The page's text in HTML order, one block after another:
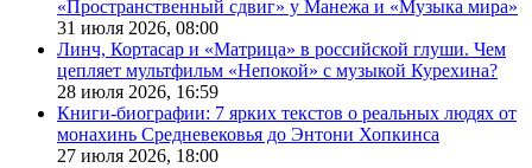
«Пространственный сдвиг» у Манежа и «Музыка мира»
31 июля 2026, 08:00
Линч, Кортасар и «Матрица» в российской глуши. Чем
цепляет мультфильм «Непокой» с музыкой Курехина?
28 июля 2026, 16:59
Книги-биографии: 7 ярких текстов о реальных людях от
монахинь Средневековья до Энтони Хопкинса
27 июля 2026, 18:00